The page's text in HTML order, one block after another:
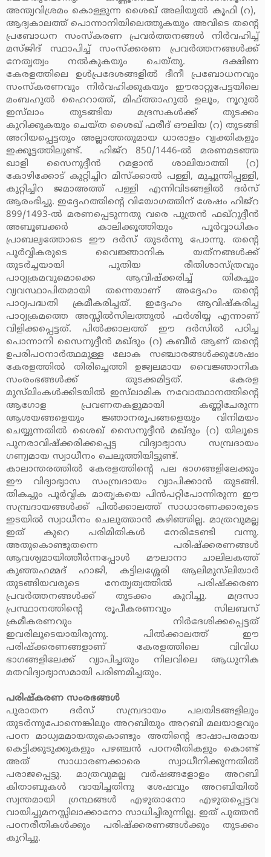
അന്ത്യവിശ്രമം കൊള്ളുന്ന ശൈഖ് അലിയുല്‍ കൂഫി (റ),
ആദ്യകാലത്ത് പൊന്നാനിയിലെത്തുകയും അവിടെ തന്റെ
പ്രബോധന സംസ്‌കരണ പ്രവര്‍ത്തനങ്ങള്‍ നിര്‍വഹിച്ച്
മസ്ജിദ് സ്ഥാപിച്ച് സംസ്‌ക്കരണ പ്രവര്‍ത്തനങ്ങള്‍ക്ക്
നേതൃത്വം നല്‍കുകയും ചെയ്തു. ദക്ഷിണ
കേരളത്തിലെ ഉള്‍പ്രദേശങ്ങളില്‍ ദീനീ പ്രബോധനവും
സംസ്‌കരണവും നിര്‍വഹിക്കുകയും ഈരാറ്റുപേട്ടയിലെ
മംബഹുല്‍ ഹൈറാത്ത്, മിഫ്ത്താഹുല്‍ ഉലൂം, നൂറുല്‍
ഇസ്‌ലാം തുടങ്ങിയ മദ്രസകള്‍ക്ക് തുടക്കം
കുറിക്കുകയും ചെയ്ത ശൈഖ് ഫരീദ് ഔലിയ (റ) തുടങ്ങി
അറിയപ്പെട്ടതും അല്ലാത്തതുമായ ധാരാളം വ്യക്തികളും
ഇക്കൂട്ടത്തിലുണ്ട്. ഹിജ്‌റ 850/1446-ല്‍ മരണമടഞ്ഞ
ഖാളി സൈനുദ്ദീന്‍ റമളാന്‍ ശാലിയാത്തി (റ)
കോഴിക്കോട് കുറ്റിച്ചിറ മിസ്‌ക്കാല്‍ പള്ളി, മുച്ചുന്തിപ്പള്ളി,
കുറ്റിച്ചിറ ജമാഅത്ത് പള്ളി എന്നിവിടങ്ങളില്‍ ദര്‍സ്
ആരംഭിച്ചു. ഇദ്ദേഹത്തിന്റെ വിയോഗത്തിന് ശേഷം ഹിജ്‌റ
899/1493-ല്‍ മരണപ്പെടുന്നതു വരെ പുത്രന്‍ ഫഖ്‌റുദ്ദീന്‍
അബൂബക്കര്‍ കാലിക്കൂത്തിയും പൂര്‍വ്വാധികം
പ്രാബല്യത്തോടെ ഈ ദര്‍സ് തുടര്‍ന്നു പോന്നു. തന്റെ
പൂര്‍വ്വികരുടെ വൈജ്ഞാനിക യത്‌നങ്ങള്‍ക്ക്
തുടര്‍ച്ചയായി പുതിയ രീതിശാസ്ത്രവും
പാഠ്യക്രമവുമൊക്കെ ആവിഷ്‌ക്കരിച്ച് തികച്ചും
വ്യവസ്ഥാപിതമായി തന്നെയാണ് അദ്ദേഹം തന്റെ
പാഠ്യപദ്ധതി ക്രമീകരിച്ചത്. ഇദ്ദേഹം ആവിഷ്‌കരിച്ച
പാഠ്യക്രമത്തെ അസ്സില്‍സിലത്തുല്‍ ഫര്‍ശിയ്യ എന്നാണ്
വിളിക്കപ്പെട്ടത്. പില്‍ക്കാലത്ത് ഈ ദര്‍സില്‍ പഠിച്ച
പൊന്നാനി സൈനുദ്ദീന്‍ മഖ്ദും (റ) കബീര്‍ ആണ് തന്റെ
ഉപരിപഠനാര്‍ത്ഥമുള്ള ലോക സഞ്ചാരങ്ങള്‍ക്കുശേഷം
കേരളത്തില്‍ തിരിച്ചെത്തി ഉജ്വലമായ വൈജ്ഞാനിക
സംരംഭങ്ങള്‍ക്ക് തുടക്കമിട്ടത്. കേരള
മുസ്‌ലിംകള്‍ക്കിടയില്‍ ഇസ്‌ലാമിക നവോത്ഥാനത്തിന്റെ
ആഗോള പ്രവണതകളുമായി കണ്ണിചേരുന്ന
ആശയങ്ങളെയും ജ്ഞാനരൂപങ്ങളെയും വിനിമയം
ചെയ്യുന്നതില്‍ ശൈഖ് സൈനുദ്ദീന്‍ മഖ്ദും (റ) യിലൂടെ
പുനരാവിഷ്‌ക്കരിക്കപ്പെട്ട വിദ്യാഭ്യാസ സമ്പ്രദായം
ഗണ്യമായ സ്വാധീനം ചെലുത്തിയിട്ടുണ്ട്.
കാലാന്തരത്തില്‍ കേരളത്തിന്റെ പല ഭാഗങ്ങളിലേക്കും
ഈ വിദ്യാഭ്യാസ സംമ്പ്രദായം വ്യാപിക്കാന്‍ തുടങ്ങി.
തികച്ചും പൂര്‍വ്വിക മാതൃകയെ പിന്‍പറ്റിപോന്നിരുന്ന ഈ
സമ്പ്രദായങ്ങള്‍ക്ക് പില്‍ക്കാലത്ത് സാധാരണക്കാരുടെ
ഇടയില്‍ സ്വാധീനം ചെലുത്താന്‍ കഴിഞ്ഞില്ല. മാത്രവുമല്ല
ഇത് കുറെ പരിമിതികള്‍ നേരിടേണ്ടി വന്നു.
അതുകൊണ്ടുതന്നെ പരിഷ്‌ക്കരണങ്ങള്‍
ആവശ്യമായിത്തീര്‍ന്നപ്പോള്‍ മൗലാനാ ചാലിലകത്ത്
കുഞ്ഞഹമ്മദ് ഹാജി, കട്ടിലശ്ശേരി ആലിമുസ്‌ലിയാര്‍
തുടങ്ങിയവരുടെ നേതൃത്വത്തില്‍ പരിഷ്‌ക്കരണ
പ്രവര്‍ത്തനങ്ങള്‍ക്ക് തുടക്കം കുറിച്ചു. മദ്രസാ
പ്രസ്ഥാനത്തിന്റെ രൂപീകരണവും സിലബസ്
ക്രമീകരണവും നിര്‍ദേശിക്കപ്പെട്ടത്
ഇവരിലൂടെയായിരുന്നു. പില്‍ക്കാലത്ത് ഈ
പരിഷ്‌ക്കരണങ്ങളാണ് കേരളത്തിലെ വിവിധ
ഭാഗങ്ങളിലേക്ക് വ്യാപിച്ചതും നിലവിലെ ആധുനിക
മതവിദ്യാഭ്യാസമായി പരിണമിച്ചതും.
പരിഷ്‌കരണ സംരഭങ്ങള്‍
പുരാതന ദര്‍സ് സമ്പ്രദായം പലയിടങ്ങളിലും
തുടര്‍ന്നുപോന്നെങ്കിലും അറബിയും അറബി മലയാളവും
പഠന മാധ്യമമായതുകൊണ്ടും അതിന്റെ ഭാഷാപരമായ
കെട്ടിക്കുടുക്കുകളും പഴഞ്ചന്‍ പഠനരീതികളും കൊണ്ട്
അത് സാധാരണക്കാരെ സ്വാധീനിക്കുന്നതില്‍
പരാജപ്പെട്ടു. മാത്രവുമല്ല വര്‍ഷങ്ങളോളം അറബി
കിതാബുകള്‍ വായിച്ചതിനു ശേഷവും അറബിയില്‍
സ്വന്തമായി ഗ്രന്ഥങ്ങള്‍ എഴുതാനോ എഴുതപ്പെട്ടവ
വായിച്ചുമനസ്സിലാക്കാനോ സാധിച്ചിരുന്നില്ല. ഇത് പുത്തന്‍
പഠനരീതികള്‍ക്കും പരിഷ്‌ക്കരണങ്ങള്‍ക്കും തുടക്കം
കുറിച്ചു.